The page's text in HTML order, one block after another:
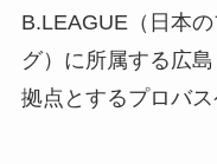
B.LEAGUE（日本
グ）に所属する広
拠点とするプロバス